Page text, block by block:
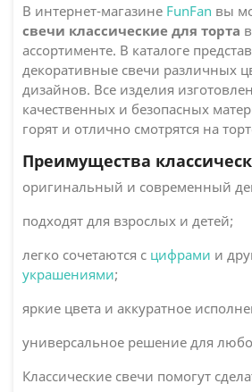
В интернет-магазине FunFan вы
свечи классические для торта
ассортименте. В каталоге
декоративные свечи различных
дизайнов. Все изделия
качественных и безопасных
горят и отлично смотрятся на
Преимущества
оригинальный и современный
подходят для взрослых и детей;
легко сочетаются с цифрами и
украшениями;
яркие цвета и аккуратное
универсальное решение для
Классические свечи помогут